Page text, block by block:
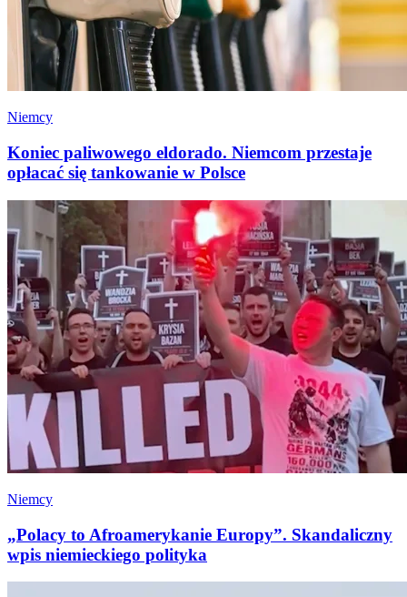
Niemcy
Koniec paliwowego eldorado. Niemcom przestaje
opłacać się tankowanie w Polsce
Niemcy
„Polacy to Afroamerykanie Europy”. Skandaliczny
wpis niemieckiego polityka